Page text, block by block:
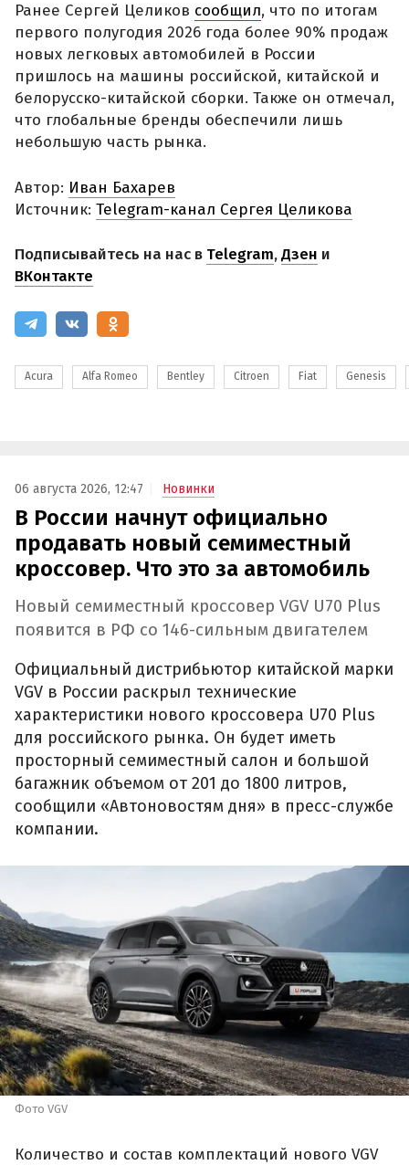
Ранее Сергей Целиков сообщил, что по итогам
первого полугодия 2026 года более 90% продаж
новых легковых автомобилей в России
пришлось на машины российской, китайской и
белорусско-китайской сборки. Также он отмечал,
что глобальные бренды обеспечили лишь
небольшую часть рынка.
Автор: Иван Бахарев
Источник: Telegram-канал Сергея Целикова
Подписывайтесь на нас в Telegram,Дзен и
ВКонтакте
Acura Alfa Romeo Bentley Citroen Fiat Genesis
06 августа 2026, 12:47 Новинки
В России начнут официально
продавать новый семиместный
кроссовер. Что это за автомобиль
Новый семиместный кроссовер VGV U70 Plus
появится в РФ со 146-сильным двигателем
Официальный дистрибьютор китайской марки
VGV в России раскрыл технические
характеристики нового кроссовера U70 Plus
для российского рынка. Он будет иметь
просторный семиместный салон и большой
багажник объемом от 201 до 1800 литров,
сообщили «Автоновостям дня» в пресс-службе
компании.
Фото VGV
Количество и состав комплектаций нового VGV